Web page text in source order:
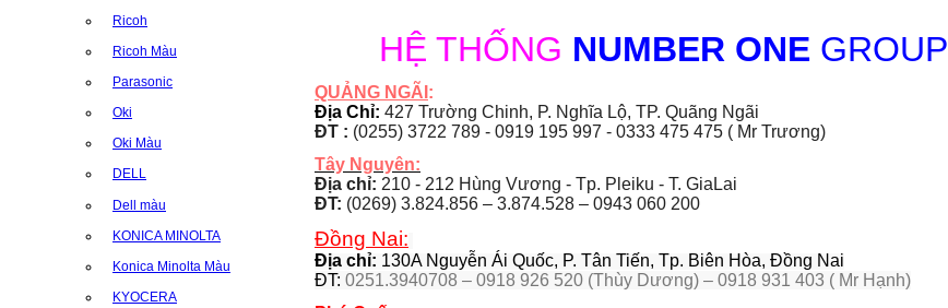
Ricoh
Ricoh Màu
Parasonic
Oki
Oki Màu
DELL
Dell màu
KONICA MINOLTA
Konica Minolta Màu
KYOCERA
HỆ THỐNG NUMBER ONE GROUP
QUẢNG NGÃI :
Địa Chỉ: 427 Trường Chinh, P. Nghĩa Lộ, TP. Quãng Ngãi
ĐT : (0255) 3722 789 - 0919 195 997 - 0333 475 475 ( Mr Trương)
Tây Nguyên:
Địa chỉ: 210 - 212 Hùng Vương - Tp. Pleiku - T. GiaLai
ĐT: (0269) 3.824.856 – 3.874.528 – 0943 060 200
Đồng Nai:
Địa chỉ: 130A Nguyễn Ái Quốc, P. Tân Tiến, Tp. Biên Hòa, Đồng Nai
ĐT: 0251.3940708 – 0918 926 520 (Thùy Dương) – 0918 931 403 ( Mr Hạnh)